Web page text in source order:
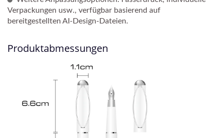
Verpackungen usw., verfügbar basierend auf
bereitgestellten AI-Design-Dateien.
Produktabmessungen